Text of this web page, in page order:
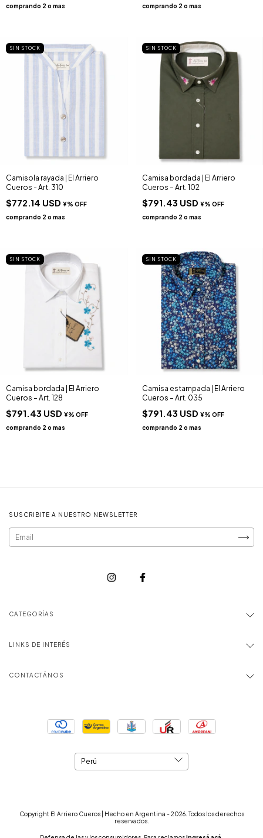
SIN STOCK
Camisola rayada | El Arriero
Cueros - Art. 310
$772.14 USD
SIN STOCK
Camisa bordada | El Arriero
Cueros – Art. 102
$791.43 USD
SIN STOCK
Camisa bordada | El Arriero
Cueros – Art. 128
$791.43 USD
SIN STOCK
Camisa estampada | El Arriero
Cueros – Art. 035
$791.43 USD
SUSCRIBITE A NUESTRO NEWSLETTER
CATEGORÍAS
LINKS DE INTERÉS
CONTACTÁNOS
Copyright El Arriero Cueros | Hecho en Argentina - 2026. Todos los derechos
reservados.